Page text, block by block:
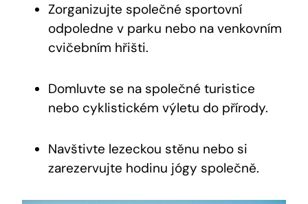
Zorganizujte společné sportovní
odpoledne v parku nebo na venkovním
cvičebním hřišti.
Domluvte se na společné turistice
nebo cyklistickém výletu do přírody.
Navštivte lezeckou stěnu nebo si
zarezervujte hodinu jógy společně.